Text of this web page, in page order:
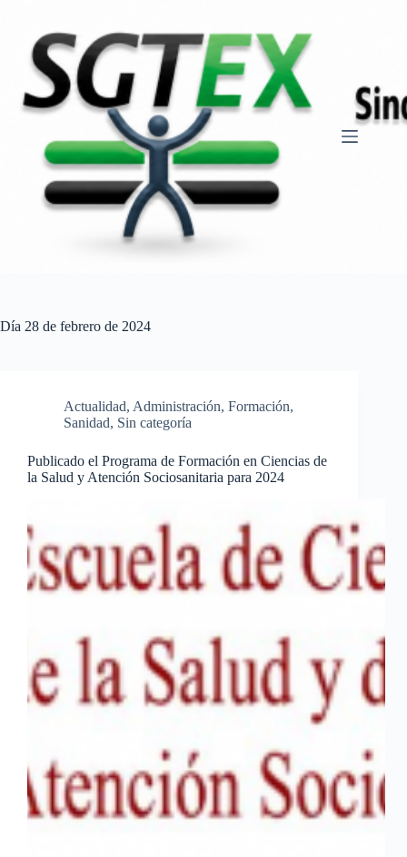
contenido
Día 28 de febrero de 2024
Actualidad, Administración, Formación,
Sanidad, Sin categoría
Publicado el Programa de Formación en Ciencias de
la Salud y Atención Sociosanitaria para 2024